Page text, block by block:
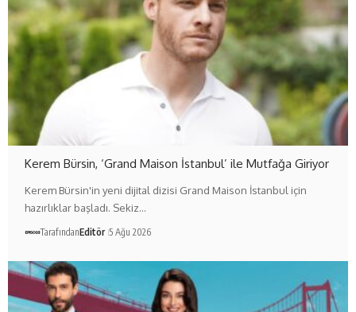
Kerem Bürsin, ‘Grand Maison İstanbul’ ile Mutfağa Giriyor
Kerem Bürsin'in yeni dijital dizisi Grand Maison İstanbul için
hazırlıklar başladı. Sekiz…
TarafındanEditör 5 Ağu 2026